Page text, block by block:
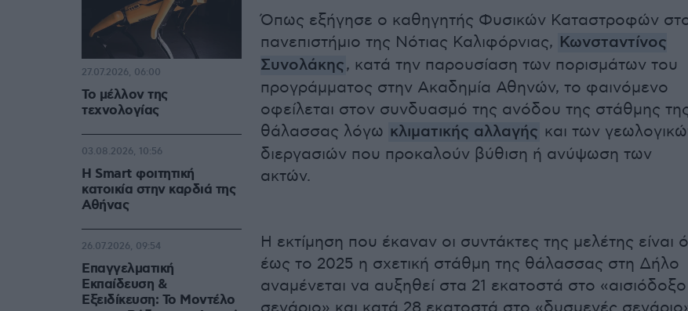
Όπως εξήγησε ο καθηγητής Φυσικών Καταστροφών
πανεπιστήμιο της Νότιας Καλιφόρνιας, Κωνσταντίνος
Συνολάκης, κατά την παρουσίαση των πορισμάτων του
προγράμματος στην Ακαδημία Αθηνών, το φαινόμενο
οφείλεται στον συνδυασμό της ανόδου της στάθμης
θάλασσας λόγω κλιματικής αλλαγής και των
διεργασιών που προκαλούν βύθιση ή ανύψωση των
ακτών.
Η εκτίμηση που έκαναν οι συντάκτες της μελέτης είναι
έως το 2025 η σχετική στάθμη της θάλασσας στη Δήλο
αναμένεται να αυξηθεί στα 21 εκατοστά στο «αισιόδοξο
Το μέλλον της
τεχνολογίας
27.07.2026, 06:00
Η Smart φοιτητική
κατοικία στην καρδιά της
Αθήνας
03.08.2026, 10:56
Επαγγελματική
Εκπαίδευση &
Εξειδίκευση: Το Mοντέλο
26.07.2026, 09:54